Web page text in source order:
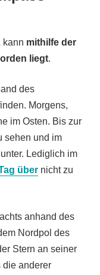
kann mithilfe der
liegt.
des
Morgens,
im Osten. Bis zur
sehen und im
Lediglich im
über nicht zu
anhand des
Nordpol des
Stern an seiner
die anderer